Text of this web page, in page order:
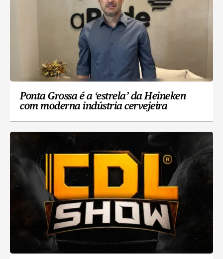
Ponta Grossa é a ‘estrela’ da Heineken
com moderna indústria cervejeira